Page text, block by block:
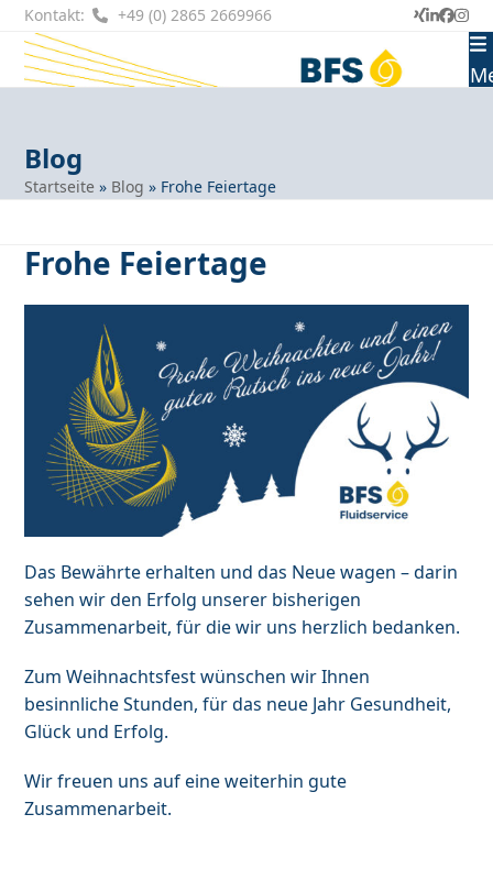
Skip
content
Kontakt: +49 (0) 2865 2669966 Xing
Blog
Startseite » Blog » Frohe Feiertage
Frohe Feiertage
Das Bewährte erhalten und das Neue wagen – darin
sehen wir den Erfolg unserer bisherigen
Zusammenarbeit, für die wir uns herzlich bedanken.
Zum Weihnachtsfest wünschen wir Ihnen
besinnliche Stunden, für das neue Jahr Gesundheit,
Glück und Erfolg.
Wir freuen uns auf eine weiterhin gute
Zusammenarbeit.